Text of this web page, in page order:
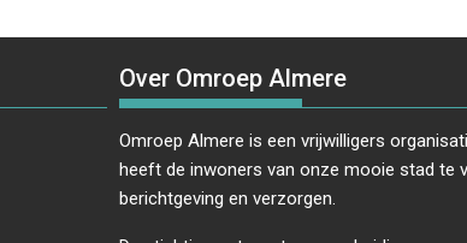
Over Omroep Almere
Omroep Almere is een vrijwilligers
heeft de inwoners van onze mooie stad te
berichtgeving en verzorgen.